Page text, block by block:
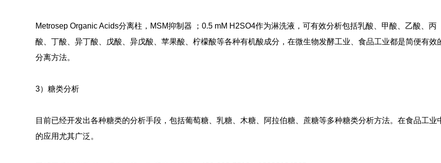
Metrosep Organic Acids分离柱，MSM抑制器 ；0.5 mM H2SO4作为淋洗液，可有效分析包括乳酸、甲酸、乙酸、丙
酸、丁酸、异丁酸、戊酸、异戊酸、苹果酸、柠檬酸等各种有机酸成分，在微生物发酵工业、食品工业都是简便有效
分离方法。
3）糖类分析
目前已经开发出各种糖类的分析手段，包括葡萄糖、乳糖、木糖、阿拉伯糖、蔗糖等多种糖类分析方法。在食品工业
的应用尤其广泛。